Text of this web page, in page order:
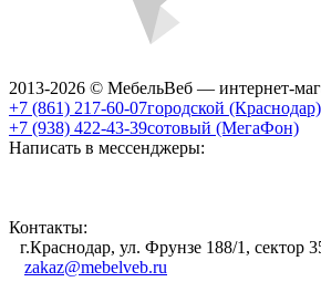
2013-2026 © МебельВеб — интернет-
+7 (861) 217-60-07городской (Краснодар)
+7 (938) 422-43-39сотовый (МегаФон)
Написать в мессенджеры:
Контакты:
г.Краснодар, ул. Фрунзе 188/1, сектор
zakaz@mebelveb.ru